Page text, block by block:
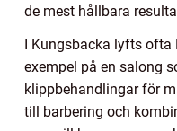
de mest hållbara
I Kungsbacka lyfts ofta
exempel på en salong
klippbehandlingar för
till barbering och